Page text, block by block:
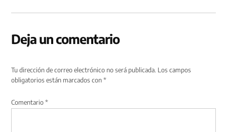
Deja un comentario
Tu dirección de correo electrónico no será publicada. Los campos
obligatorios están marcados con*
Comentario*